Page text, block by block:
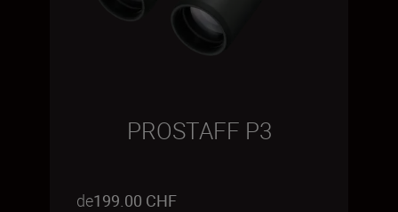
PROSTAFF P3
de199.00 CHF